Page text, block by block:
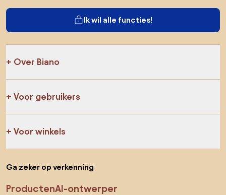
Ik wil alle functies!
Over Biano
Voor gebruikers
Voor winkels
Ga zeker op verkenning
ProductenAI-ontwerper